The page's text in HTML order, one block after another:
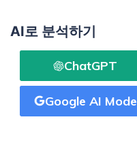
AI로 분석하기
ChatGPT
Google AI Mode